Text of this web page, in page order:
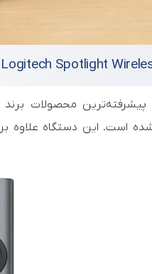
است. این دستگاه علاوه بر